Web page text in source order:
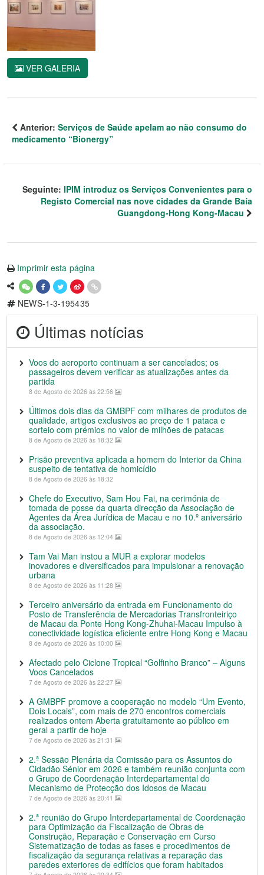
VER GALERIA
Anterior: Serviços de Saúde apelam ao não consumo do
medicamento “Bionergy”
Seguinte: IPIM introduz os Serviços Convenientes para o
Registo Comercial nas nove cidades da Grande Baía
Guangdong-Hong Kong-Macau
Imprimir esta página
NEWS-1-3-195435
Últimas notícias
Voos do aeroporto continuam a ser cancelados; os
passageiros devem verificar as atualizações antes da
partida
8 de Agosto de 2026 às 22:56
Últimos dois dias da GMBPF com milhares de produtos de
qualidade, artigos exclusivos ao preço de 1 pataca e
sorteio com prémios no valor de milhões de patacas
8 de Agosto de 2026 às 18:32
Prisão preventiva aplicada a homem do Interior da China
suspeito de tentativa de homicídio
8 de Agosto de 2026 às 18:32
Chefe do Executivo, Sam Hou Fai, na cerimónia de
tomada de posse da quarta direcção da Associação de
Agentes da Área Jurídica de Macau e no 10.º aniversário
da associação.
8 de Agosto de 2026 às 12:04
Tam Vai Man instou a MUR a explorar modelos
inovadores e diversificados para impulsionar a renovação
urbana
8 de Agosto de 2026 às 11:28
Terceiro aniversário da entrada em Funcionamento do
Posto de Transferência de Mercadorias Transfronteiriço
de Macau da Ponte Hong Kong-Zhuhai-Macau Impulso à
conectividade logística eficiente entre Hong Kong e Macau
8 de Agosto de 2026 às 10:00
Afectado pelo Ciclone Tropical “Golfinho Branco” – Alguns
Voos Cancelados
7 de Agosto de 2026 às 22:27
A GMBPF promove a cooperação no modelo “Um Evento,
Dois Locais”, com mais de 270 encontros comerciais
realizados ontem Aberta gratuitamente ao público em
geral a partir de hoje
7 de Agosto de 2026 às 21:31
2.ª Sessão Plenária da Comissão para os Assuntos do
Cidadão Sénior em 2026 e também reunião conjunta com
o Grupo de Coordenação Interdepartamental do
Mecanismo de Protecção dos Idosos de Macau
7 de Agosto de 2026 às 20:41
2.ª reunião do Grupo Interdepartamental de Coordenação
para Optimização da Fiscalização de Obras de
Construção, Reparação e Conservação em Curso
Sistematização de todas as fases e procedimentos de
fiscalização da segurança relativas a reparação das
paredes exteriores de edifícios que foram habitados